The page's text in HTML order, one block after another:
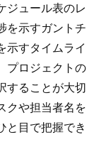
ジュール表のレ
を示すガントチ
示すタイムライ
プロジェクトの
することが大切
クや担当者名を
と目で把握でき